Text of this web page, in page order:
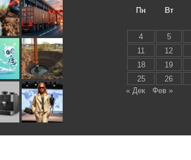
Пн
Вт
4
5
11
12
18
19
25
26
« Дек
Фев »